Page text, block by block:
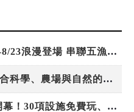
「東北角外澳月夜」8/22-8/23浪漫登場 串聯五漁村、音樂、市集、火舞與慢旅共度夏夜
嘉義鹿草夏日探索趣！結合科學、農場與自然的親子小旅行
高雄最大親子遊樂園8/8開幕！30項設施免費玩、YOYO家族嗨翻暑假